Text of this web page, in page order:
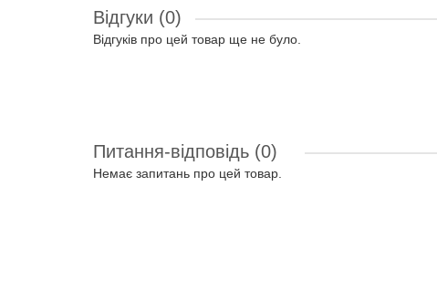
Відгуки (0)
Відгуків про цей товар ще не було.
Питання-відповідь (0)
Немає запитань про цей товар.